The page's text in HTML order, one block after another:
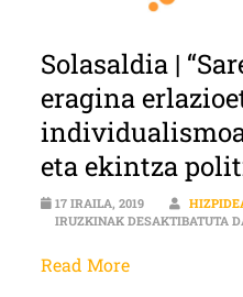
Solasaldia |
eragina
eta ekintza
17 IRAILA, 2019
IRUZKINAK DESAKTIBATUTA
Read More